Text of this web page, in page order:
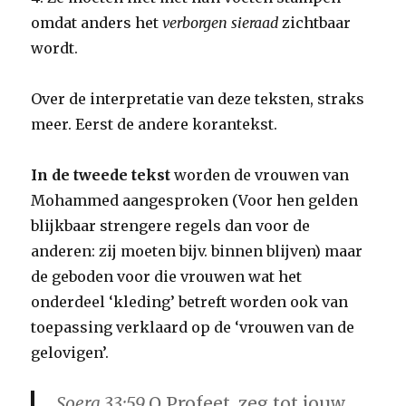
omdat anders hetverborgen sieraadzichtbaar
wordt.
Over de interpretatie van deze teksten, straks
meer. Eerst de andere korantekst.
In de tweede tekst worden de vrouwen van
Mohammed aangesproken (Voor hen gelden
blijkbaar strengere regels dan voor de
anderen: zij moeten bijv. binnen blijven) maar
de geboden voor die vrouwen wat het
onderdeel ‘kleding’ betreft worden ook van
toepassing verklaard op de ‘vrouwen van de
gelovigen’.